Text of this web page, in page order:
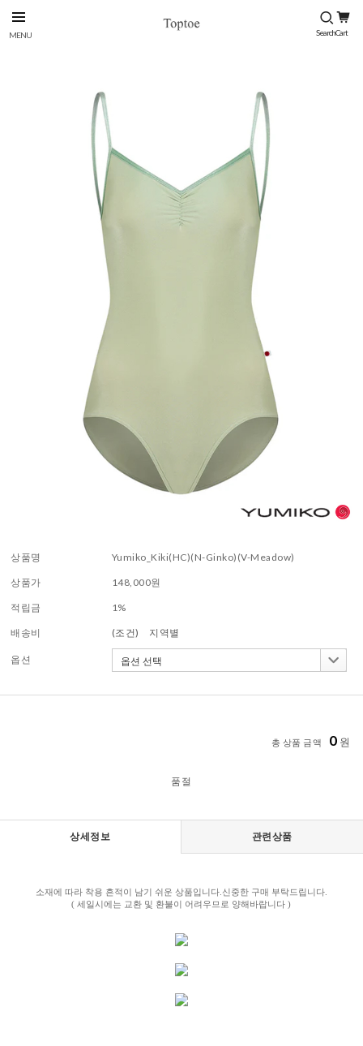
상품명 Yumiko_Kiki(HC)(N-Ginko)(V-Meadow)
상품가 148,000원
적립금 1%
배송비 (조건) 지역별
옵션
총 상품 금액 0 원
품절
상세정보 관련상품
소재에 따라 착용 흔적이 남기 쉬운 상품입니다.신중한 구매 부탁드립니다.
( 세일시에는 교환 및 환불이 어려우므로 양해바랍니다 )